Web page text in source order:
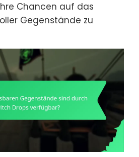
Chancen auf das
Gegenstände zu